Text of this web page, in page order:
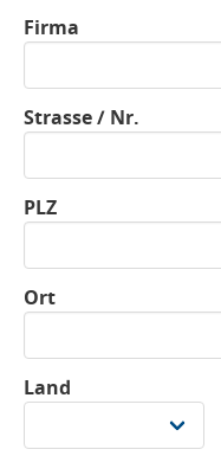
Firma
Strasse / Nr.
PLZ
Ort
Land